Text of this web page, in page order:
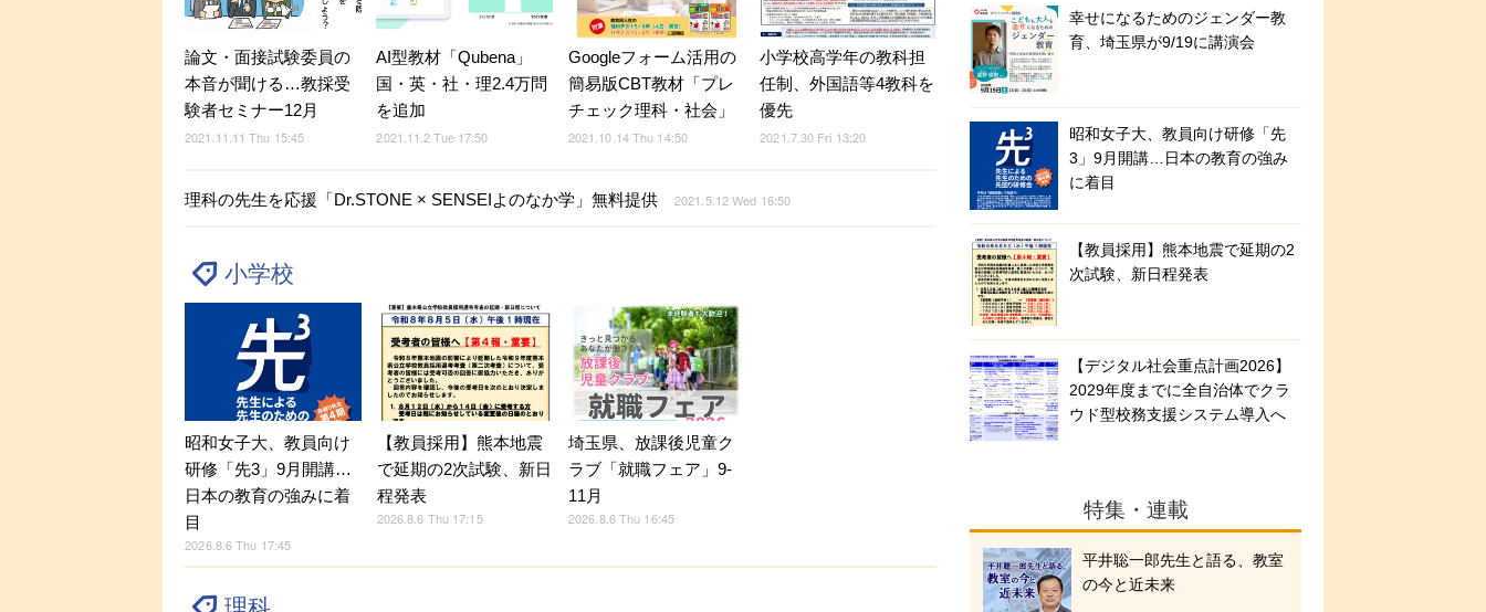
論文・面接試験委員の
本音が聞ける…教採受
験者セミナー12月
2021.11.11 Thu 15:45
AI型教材「Qubena」
国・英・社・理2.4万問
を追加
2021.11.2 Tue 17:50
Googleフォーム活用の
簡易版CBT教材「プレ
チェック理科・社会」
2021.10.14 Thu 14:50
小学校高学年の教科担
任制、外国語等4教科を
優先
2021.7.30 Fri 13:20
理科の先生を応援「Dr.STONE × SENSEIよのなか学」無料提供 2021.5.12 Wed 16:50
小学校
昭和女子大、教員向け
研修「先3」9月開講…
日本の教育の強みに着
目
2026.8.6 Thu 17:45
【教員採用】熊本地震
で延期の2次試験、新日
程発表
2026.8.6 Thu 17:15
埼玉県、放課後児童ク
ラブ「就職フェア」9-
11月
2026.8.6 Thu 16:45
理科
幸せになるためのジェンダー教
育、埼玉県が9/19に講演会
昭和女子大、教員向け研修「先
3」9月開講…日本の教育の強み
に着目
【教員採用】熊本地震で延期の2
次試験、新日程発表
【デジタル社会重点計画2026】
2029年度までに全自治体でクラ
ウド型校務支援システム導入へ
特集・連載
平井聡一郎先生と語る、教室
の今と近未来